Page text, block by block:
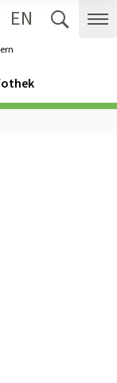
EN